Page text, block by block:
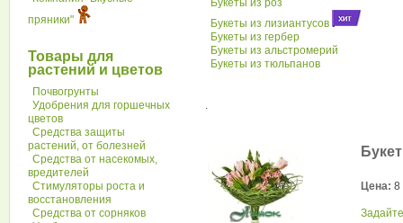
пряники"
Товары для
растений и цветов
Почвогрунты
Удобрения для горшечных
цветов
Средства защиты
растений, от болезней
Средства от насекомых,
вредителей
Стимуляторы роста и
восстановления
Средства от сорняков
Букеты из роз
Букеты из лизиантусов
Букеты из гербер
Букеты из альстромерий
Букеты из тюльпанов
.
Цена: 8